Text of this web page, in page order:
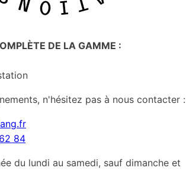
DE LA GAMME :
n'hésitez pas à nous contacter :
84
du lundi au samedi, sauf dimanche et